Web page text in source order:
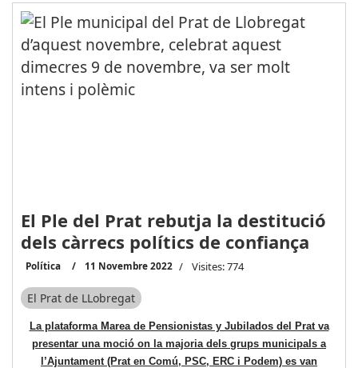
El Ple del Prat rebutja la destitució
dels càrrecs polítics de confiança
Política 11 Novembre 2022 Visites: 774
El Prat de LLobregat
La plataforma Marea de Pensionistas y Jubilados del Prat va
presentar una moció on la majoria dels grups municipals a
l’Ajuntament (Prat en Comú, PSC, ERC i Podem) es van